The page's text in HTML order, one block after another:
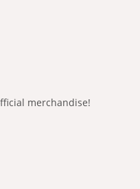
merchandise!